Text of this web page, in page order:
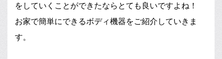
をしていくことができたならとても良いですよね！
お家で簡単にできるボディ機器をご紹介していきま
す。